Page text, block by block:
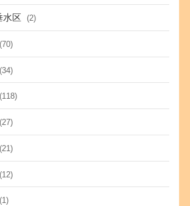
水区 (2)
(70)
(34)
(118)
(27)
(21)
(12)
(1)